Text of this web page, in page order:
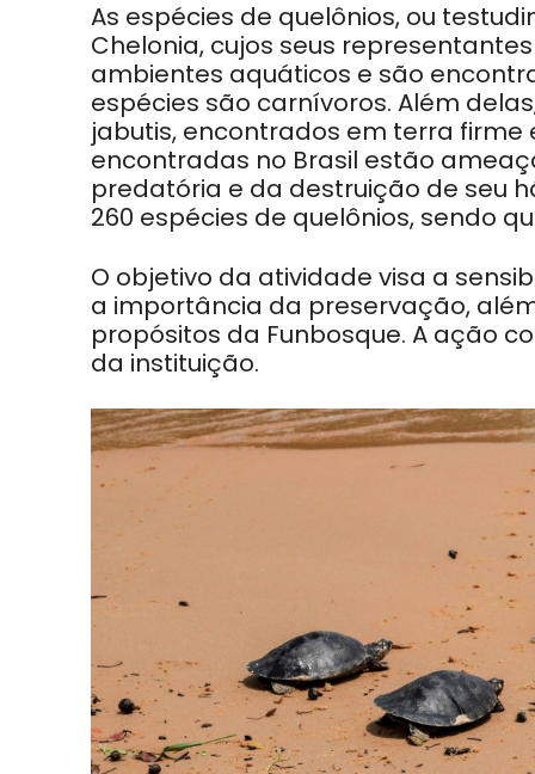
As espécies de quelônios, ou
Chelonia, cujos seus
ambientes aquáticos e são
espécies são carnívoros. Além
jabutis, encontrados em terra firme
encontradas no Brasil estão
predatória e da destruição de seu
260 espécies de quelônios, sendo
O objetivo da atividade visa a
a importância da preservação,
propósitos da Funbosque. A ação
da instituição.